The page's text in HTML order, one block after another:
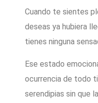
Cuando te sientes
deseas ya hubiera
tienes ninguna
Ese estado
ocurrencia de todo
serendipias sin que